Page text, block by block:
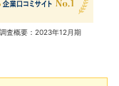
査概要：2023年12月期